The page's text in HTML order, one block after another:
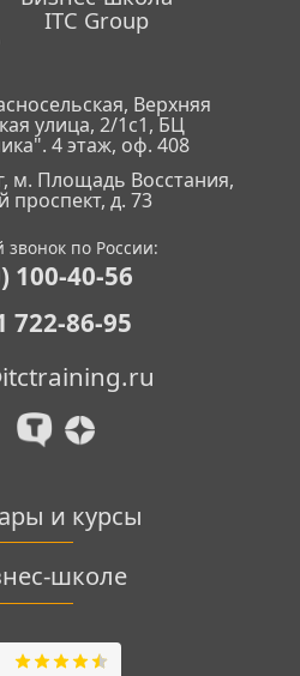
ITC Group
Верхняя
улица, 2/1с1, БЦ
4 этаж, оф. 408
м. Площадь Восстания,
проспект, д. 73
звонок по России:
100-40-56
722-86-95
и курсы
школе